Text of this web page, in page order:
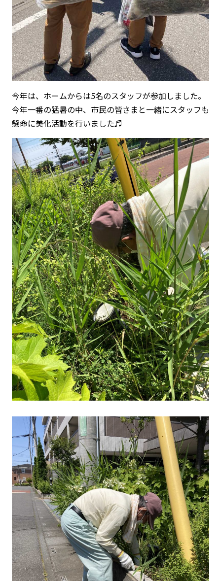
今年は、ホームからは5名のスタッフが参加しました。
今年一番の猛暑の中、市民の皆さまと一緒にスタッフも
懸命に美化活動を行いました♬